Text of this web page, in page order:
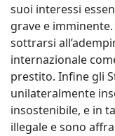
suoi interessi
grave e
sottrarsi
internazionale
prestito. Infine gli
unilateralmente
insostenibile, e in
illegale e sono